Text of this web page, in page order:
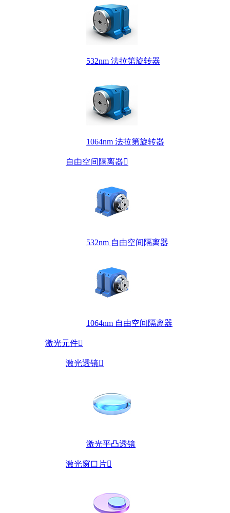
532nm 法拉第旋转器
1064nm 法拉第旋转器
自由空间隔离器
532nm 自由空间隔离器
1064nm 自由空间隔离器
激光元件
激光透镜
激光平凸透镜
激光窗口片